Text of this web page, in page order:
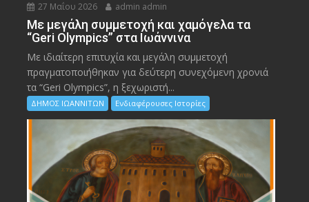
27 Μαΐου 2026 admin admin
Με μεγάλη συμμετοχή και χαμόγελα τα
“Geri Olympics” στα Ιωάννινα
Με ιδιαίτερη επιτυχία και μεγάλη συμμετοχή
πραγματοποιήθηκαν για δεύτερη συνεχόμενη χρονιά
τα “Geri Olympics”, η ξεχωριστή...
ΔΗΜΟΣ ΙΩΑΝΝΙΤΩΝ Ενδιαφέρουσες Ιστορίες